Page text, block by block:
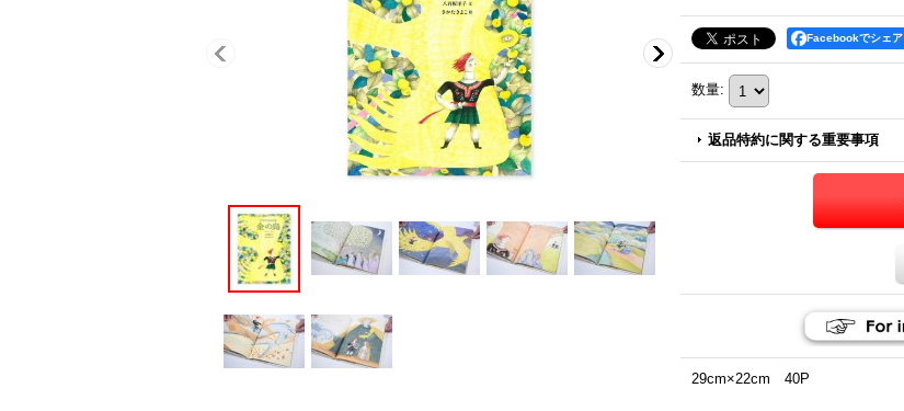
Facebookでシェア
数量:
返品特約に関する重要事項
29cm×22cm 40P